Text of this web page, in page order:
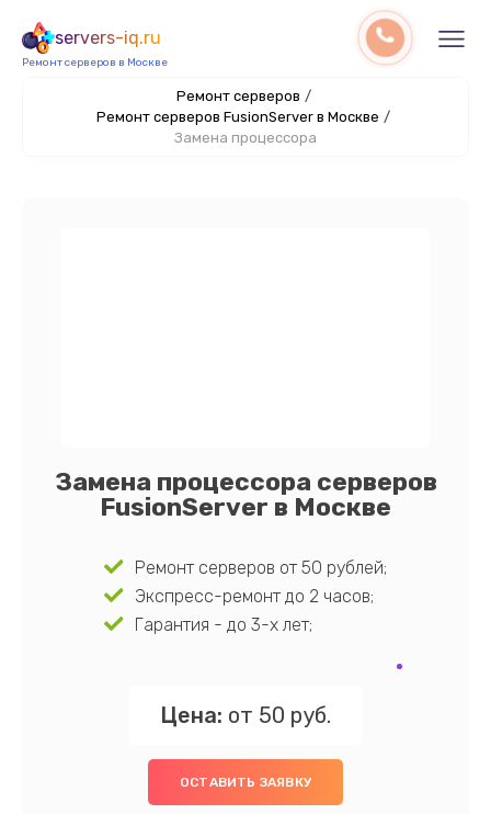
servers-iq.ru
Ремонт серверов в Москве
Ремонт серверов /
Ремонт серверов FusionServer в Москве /
Замена процессора
Замена процессора серверов
FusionServer в Москве
Ремонт серверов от 50 рублей;
Экспресс-ремонт до 2 часов;
Гарантия - до 3-х лет;
Цена: от 50 руб.
ОСТАВИТЬ ЗАЯВКУ